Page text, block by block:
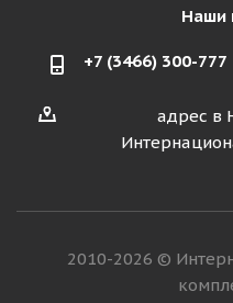
Наши
+7 (3466) 300-777
адрес в
2010-2026 ©